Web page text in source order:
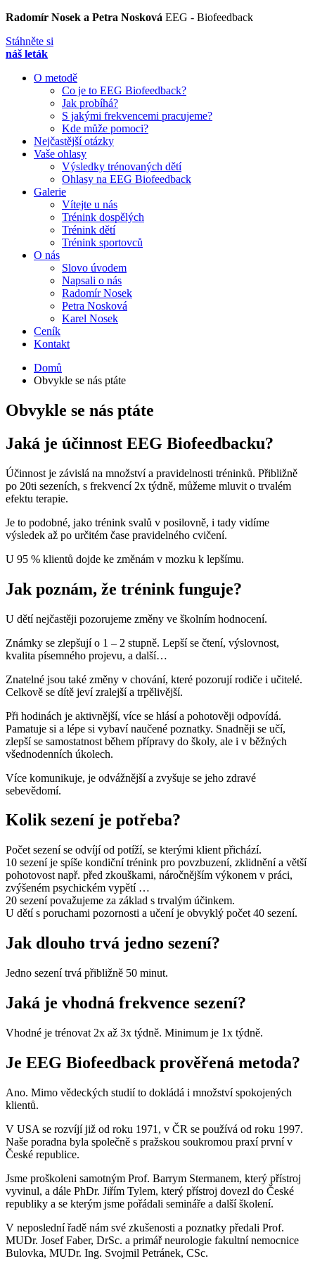
Radomír Nosek a Petra Nosková EEG - Biofeedback
Stáhněte si
náš leták
O metodě
Co je to EEG Biofeedback?
Jak probíhá?
S jakými frekvencemi pracujeme?
Kde může pomoci?
Nejčastější otázky
Vaše ohlasy
Výsledky trénovaných dětí
Ohlasy na EEG Biofeedback
Galerie
Vítejte u nás
Trénink dospělých
Trénink dětí
Trénink sportovců
O nás
Slovo úvodem
Napsali o nás
Radomír Nosek
Petra Nosková
Karel Nosek
Ceník
Kontakt
Domů
Obvykle se nás ptáte
Obvykle se nás ptáte
Jaká je účinnost EEG Biofeedbacku?
Účinnost je závislá na množství a pravidelnosti tréninků. Přibližně
po 20ti sezeních, s frekvencí 2x týdně, můžeme mluvit o trvalém
efektu terapie.
Je to podobné, jako trénink svalů v posilovně, i tady vidíme
výsledek až po určitém čase pravidelného cvičení.
U 95 % klientů dojde ke změnám v mozku k lepšímu.
Jak poznám, že trénink funguje?
U dětí nejčastěji pozorujeme změny ve školním hodnocení.
Známky se zlepšují o 1 – 2 stupně. Lepší se čtení, výslovnost,
kvalita písemného projevu, a další…
Znatelné jsou také změny v chování, které pozorují rodiče i učitelé.
Celkově se dítě jeví zralejší a trpělivější.
Při hodinách je aktivnější, více se hlásí a pohotověji odpovídá.
Pamatuje si a lépe si vybaví naučené poznatky. Snadněji se učí,
zlepší se samostatnost během přípravy do školy, ale i v běžných
všednodenních úkolech.
Více komunikuje, je odvážnější a zvyšuje se jeho zdravé
sebevědomí.
Kolik sezení je potřeba?
Počet sezení se odvíjí od potíží, se kterými klient přichází.
10 sezení je spíše kondiční trénink pro povzbuzení, zklidnění a větší
pohotovost např. před zkouškami, náročnějším výkonem v práci,
zvýšeném psychickém vypětí …
20 sezení považujeme za základ s trvalým účinkem.
U dětí s poruchami pozornosti a učení je obvyklý počet 40 sezení.
Jak dlouho trvá jedno sezení?
Jedno sezení trvá přibližně 50 minut.
Jaká je vhodná frekvence sezení?
Vhodné je trénovat 2x až 3x týdně. Minimum je 1x týdně.
Je EEG Biofeedback prověřená metoda?
Ano. Mimo vědeckých studií to dokládá i množství spokojených
klientů.
V USA se rozvíjí již od roku 1971, v ČR se používá od roku 1997.
Naše poradna byla společně s pražskou soukromou praxí první v
České republice.
Jsme proškoleni samotným Prof. Barrym Stermanem, který přístroj
vyvinul, a dále PhDr. Jiřím Tylem, který přístroj dovezl do České
republiky a se kterým jsme pořádali semináře a další školení.
V neposlední řadě nám své zkušenosti a poznatky předali Prof.
MUDr. Josef Faber, DrSc. a primář neurologie fakultní nemocnice
Bulovka, MUDr. Ing. Svojmil Petránek, CSc.